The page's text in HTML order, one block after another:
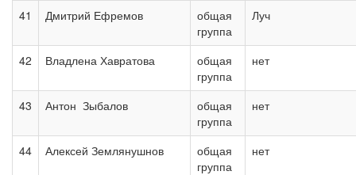
41 Дмитрий Ефремов
общая
группа
Луч
42 Владлена Хавратова
общая
группа
нет
43 Антон Зыбалов
общая
группа
нет
44 Алексей Землянушнов
общая
группа
нет